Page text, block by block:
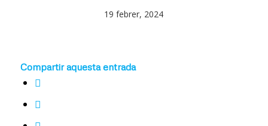
19 febrer, 2024
Compartir aquesta entrada